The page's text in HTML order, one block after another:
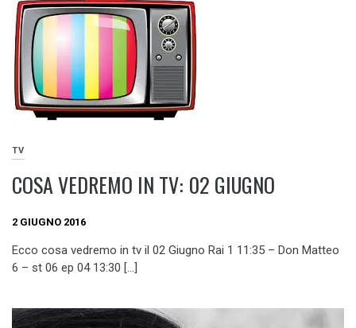
TV
COSA VEDREMO IN TV: 02 GIUGNO
2 GIUGNO 2016
Ecco cosa vedremo in tv il 02 Giugno Rai 1 11:35 – Don Matteo
6 – st 06 ep 04 13:30 […]